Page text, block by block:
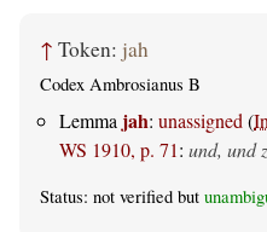
↑ Token: jah
Codex Ambrosianus B
Lemma jah: unassigned(
WS 1910, p. 71: und, und
Status: not verified but